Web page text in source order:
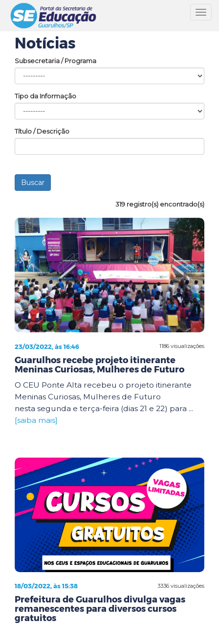
Notícias
Subsecretaria / Programa
Tipo da Informação
Título / Descrição
319 registro(s) encontrado(s)
1186 visualizações
23/03/2022, às 16:46
Guarulhos recebe projeto itinerante
Meninas Curiosas, Mulheres de Futuro
O CEU Ponte Alta recebeu o projeto itinerante
Meninas Curiosas, Mulheres de Futuro
nesta segunda e terça-feira (dias 21 e 22) para ...
[saiba mais]
3336 visualizações
18/03/2022, às 15:38
Prefeitura de Guarulhos divulga vagas
remanescentes para diversos cursos
gratuitos